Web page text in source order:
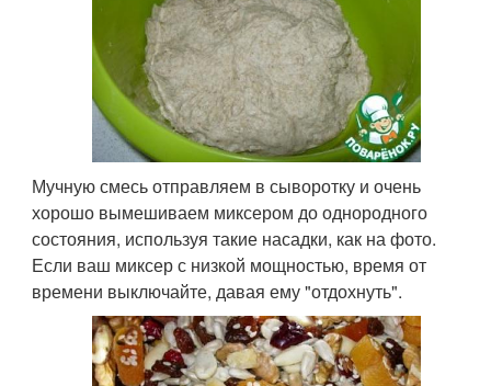
Мучную смесь отправляем в сыворотку и очень
хорошо вымешиваем миксером до однородного
состояния, используя такие насадки, как на фото.
Если ваш миксер с низкой мощностью, время от
времени выключайте, давая ему "отдохнуть".